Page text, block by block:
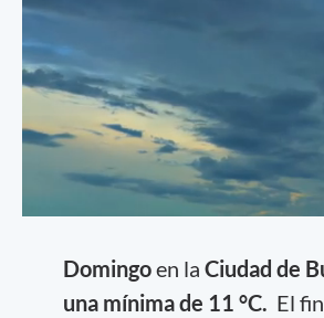
Domingoen la Ciudad de
una mínima de 11 °C. El